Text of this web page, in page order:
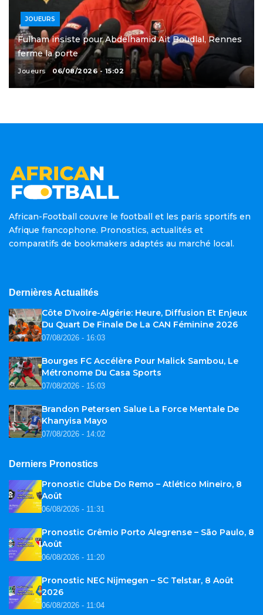
JOUEURS
Fulham insiste pour Abdelhamid Ait Boudlal, Rennes
ferme la porte
Joueurs 06/08/2026 - 15:02
African-Football couvre le football et les paris sportifs en
Afrique francophone. Pronostics, actualités et
comparatifs de bookmakers adaptés au marché local.
Dernières Actualités
Côte D’Ivoire-Algérie: Heure, Diffusion Et Enjeux
Du Quart De Finale De La CAN Féminine 2026
07/08/2026 - 16:03
Bourges FC Accélère Pour Malick Sambou, Le
Métronome Du Casa Sports
07/08/2026 - 15:03
Brandon Petersen Salue La Force Mentale De
Khanyisa Mayo
07/08/2026 - 14:02
Derniers Pronostics
Pronostic Clube Do Remo – Atlético Mineiro, 8
Août
06/08/2026 - 11:31
Pronostic Grêmio Porto Alegrense – São Paulo, 8
Août
06/08/2026 - 11:20
Pronostic NEC Nijmegen – SC Telstar, 8 Août
2026
06/08/2026 - 11:04